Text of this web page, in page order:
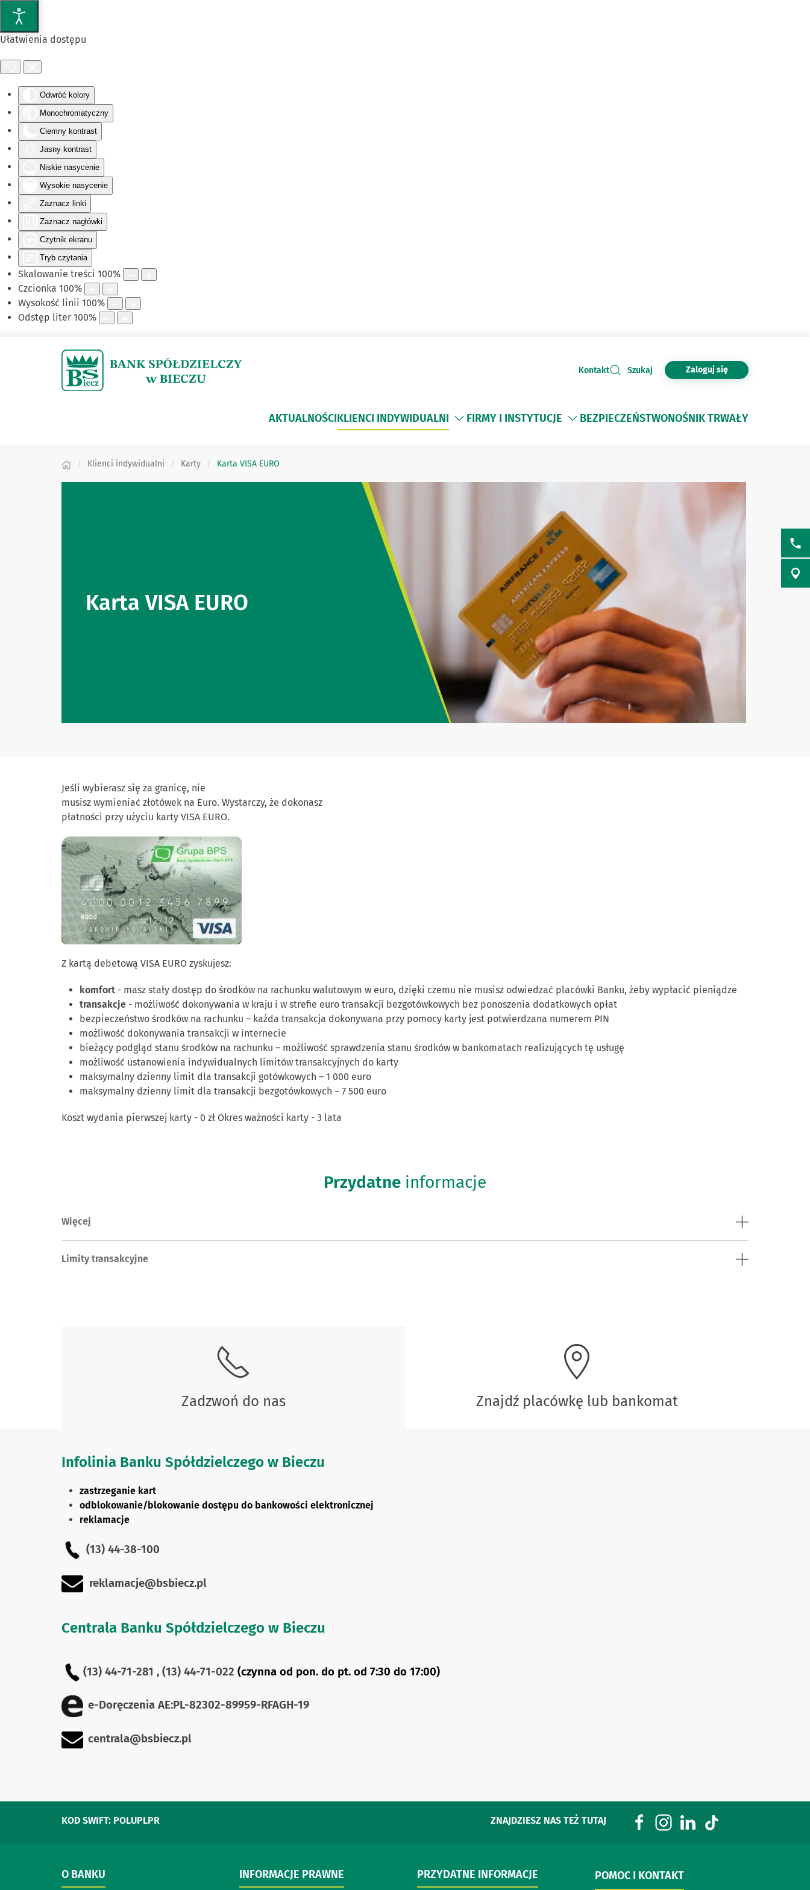
Ułatwienia dostępu
Odwróć kolory
Monochromatyczny
Ciemny kontrast
Jasny kontrast
Niskie nasycenie
Wysokie nasycenie
Zaznacz linki
Zaznacz nagłówki
Czytnik ekranu
Tryb czytania
Skalowanie treści 100%
Czcionka 100%
Wysokość linii 100%
Odstęp liter 100%
Przejdź do głównej treści
Kontakt Szukaj Zaloguj się
AKTUALNOŚCIKLIENCI INDYWIDUALNI FIRMY I INSTYTUCJE BEZPIECZEŃSTWONOŚNIK TRWAŁY
Klienci indywidualni Karty Karta VISA EURO
Karta VISA EURO
Jeśli wybierasz się za granicę, nie
musisz wymieniać złotówek na Euro. Wystarczy, że dokonasz
płatności przy użyciu karty VISA EURO.
Z kartą debetową VISA EURO zyskujesz:
komfort - masz stały dostęp do środków na rachunku walutowym w euro, dzięki czemu nie musisz odwiedzać placówki Banku, żeby wypłacić pieniądze
transakcje - możliwość dokonywania w kraju i w strefie euro transakcji bezgotówkowych bez ponoszenia dodatkowych opłat
bezpieczeństwo środków na rachunku – każda transakcja dokonywana przy pomocy karty jest potwierdzana numerem PIN
możliwość dokonywania transakcji w internecie
bieżący podgląd stanu środków na rachunku – możliwość sprawdzenia stanu środków w bankomatach realizujących tę usługę
możliwość ustanowienia indywidualnych limitów transakcyjnych do karty
maksymalny dzienny limit dla transakcji gotówkowych – 1 000 euro
maksymalny dzienny limit dla transakcji bezgotówkowych – 7 500 euro
Koszt wydania pierwszej karty - 0 zł Okres ważności karty - 3 lata
Przydatne informacje
Więcej
Limity transakcyjne
Zadzwoń do nas Znajdź placówkę lub bankomat
Infolinia Banku Spółdzielczego w Bieczu
zastrzeganie kart
odblokowanie/blokowanie dostępu do bankowości elektronicznej
reklamacje
(13) 44-38-100
reklamacje@bsbiecz.pl
Centrala Banku Spółdzielczego w Bieczu
(13) 44-71-281 , (13) 44-71-022 (czynna od pon. do pt. od 7:30 do 17:00)
e-Doręczenia AE:PL-82302-89959-RFAGH-19
centrala@bsbiecz.pl
KOD SWIFT: POLUPLPR ZNAJDZIESZ NAS TEŻ TUTAJ
O BANKU INFORMACJE PRAWNE PRZYDATNE INFORMACJE POMOC I KONTAKT